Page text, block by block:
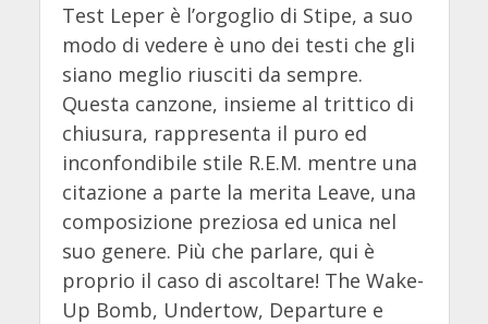
Test Leper è l’orgoglio di Stipe, a suo
modo di vedere è uno dei testi che gli
siano meglio riusciti da sempre.
Questa canzone, insieme al trittico di
chiusura, rappresenta il puro ed
inconfondibile stile R.E.M. mentre una
citazione a parte la merita Leave, una
composizione preziosa ed unica nel
suo genere. Più che parlare, qui è
proprio il caso di ascoltare! The Wake-
Up Bomb, Undertow, Departure e